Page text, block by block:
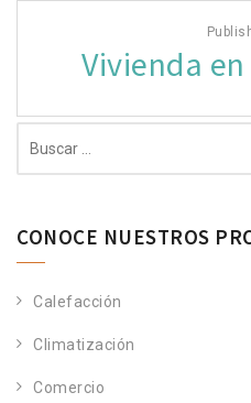
entradasVivienda en
CONOCE NUESTROS
Calefacción
Climatización
Comercio